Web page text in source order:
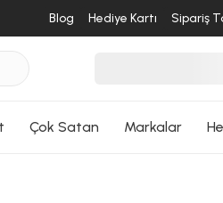
Blog Hediye Kartı Sipariş
Çok Satan Markalar